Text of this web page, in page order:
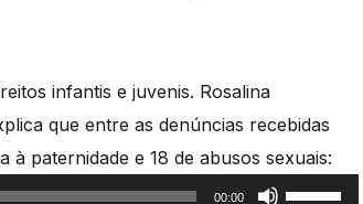
infantis e juvenis. Rosalina
que entre as denúncias recebidas
à paternidade e 18 de abusos sexuais:
00:00
Use